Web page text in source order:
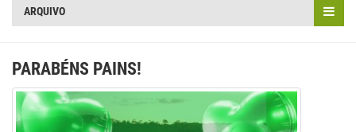
ARQUIVO
PARABÉNS PAINS!